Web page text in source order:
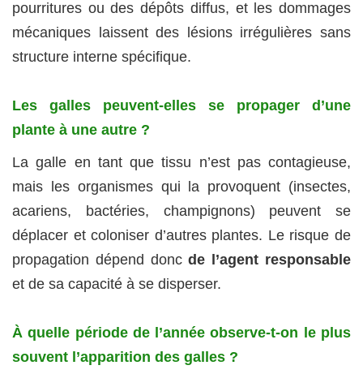
pourritures ou des dépôts diffus, et les dommages
mécaniques laissent des lésions irrégulières sans
structure interne spécifique.
Les galles peuvent-elles se propager d’une
plante à une autre ?
La galle en tant que tissu n’est pas contagieuse,
mais les organismes qui la provoquent (insectes,
acariens, bactéries, champignons) peuvent se
déplacer et coloniser d’autres plantes. Le risque de
propagation dépend doncde l’agent responsable
et de sa capacité à se disperser.
À quelle période de l’année observe-t-on le plus
souvent l’apparition des galles ?